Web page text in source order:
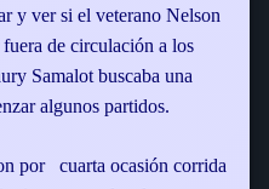
y ver si el veterano Nelson
de circulación a los
Samalot buscaba una
algunos partidos.
por cuarta ocasión corrida